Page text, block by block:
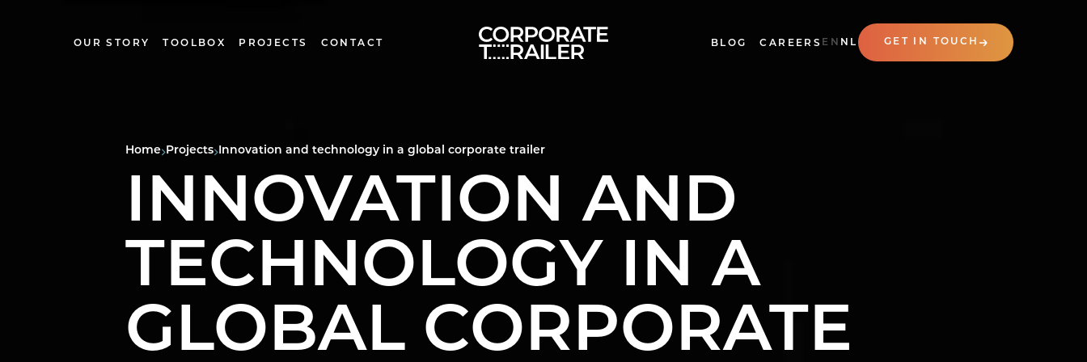
OUR STORY TOOLBOX PROJECTS CONTACT BLOG CAREERS EN NL GET IN TOUCH
Home Projects Innovation and technology in a global corporate trailer
INNOVATION AND
TECHNOLOGY IN A
GLOBAL CORPORATE